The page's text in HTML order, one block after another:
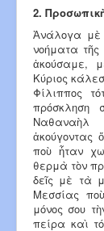
2.
Ἀνάλογα μὲ
νοήματα
ἀκούσαμε,
Κύριος
Φίλιππος
πρόσκληση
Ναθαναὴλ
ἀκούγοντας
ποὺ ἦταν
θερμὰ τὸν
δεῖς μὲ τὰ
Μεσσίας
μόνος σου
πείρα καὶ